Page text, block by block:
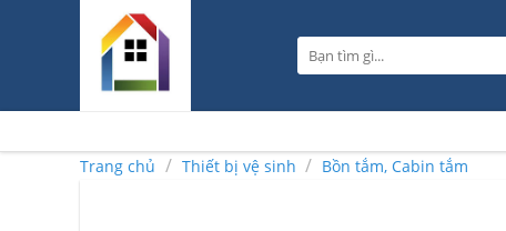
Tìm
kiếm:
Trang chủ / Thiết bị vệ sinh / Bồn tắm, Cabin tắm